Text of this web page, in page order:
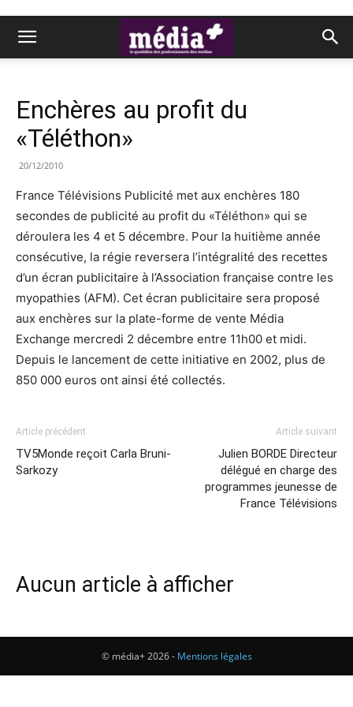
Enchères au profit du
«Téléthon»
20/12/2010
France Télévisions Publicité met aux enchères 180
secondes de publicité au profit du «Téléthon» qui se
déroulera les 4 et 5 décembre. Pour la huitième année
consécutive, la régie reversera l’intégralité des recettes
d’un écran publicitaire à l’Association française contre les
myopathies (AFM). Cet écran publicitaire sera proposé
aux enchères sur la plate-forme de vente Média
Exchange mercredi 2 décembre entre 11h00 et midi.
Depuis le lancement de cette initiative en 2002, plus de
850 000 euros ont ainsi été collectés.
Article précédent
TV5Monde reçoit Carla Bruni-
Sarkozy
Article suivant
Julien BORDE Directeur
délégué en charge des
programmes jeunesse de
France Télévisions
Aucun article à afficher
© média+ 2026 - Mentions légales